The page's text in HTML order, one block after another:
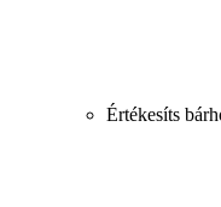
Értékesíts